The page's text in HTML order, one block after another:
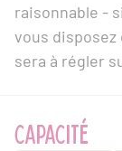
raisonnable -
vous disposez
sera à régler
CAPACITÉ